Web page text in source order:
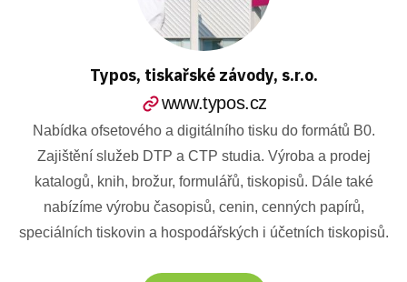
Typos, tiskařské závody, s.r.o.
www.typos.cz
Nabídka ofsetového a digitálního tisku do formátů B0.
Zajištění služeb DTP a CTP studia. Výroba a prodej
katalogů, knih, brožur, formulářů, tiskopisů. Dále také
nabízíme výrobu časopisů, cenin, cenných papírů,
speciálních tiskovin a hospodářských i účetních tiskopisů.